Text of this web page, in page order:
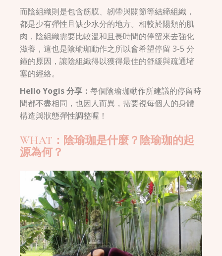
而陰組織則是包含筋膜、韌帶與關節等結締組織，
都是少有彈性且缺少水分的地方。相較於陽類的肌
肉，陰組織需要比較溫和且長時間的停留來去強化
滋養，這也是陰瑜珈動作之所以會希望停留 3-5 分
鐘的原因，讓陰組織得以獲得最佳的舒緩與疏通堵
塞的經絡。
Hello Yogis 分享：每個陰瑜珈動作所建議的停留時
間都不盡相同，也因人而異，需要視每個人的身體
構造與狀態彈性調整喔！
WHAT：陰瑜珈是什麼？陰瑜珈的起
源為何？